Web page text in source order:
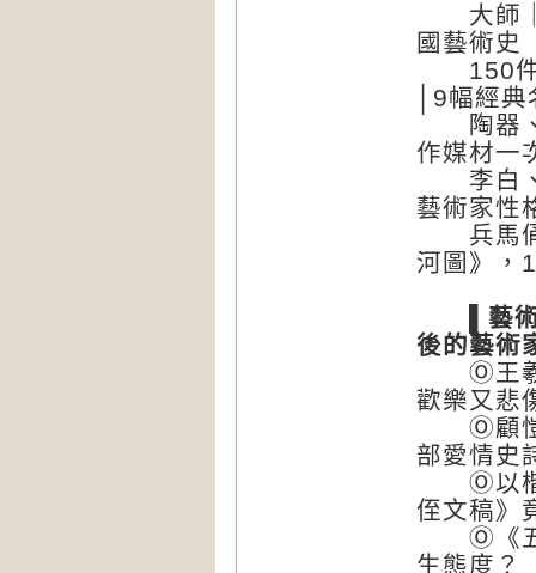
大師｜
國藝術史
150件
│9幅經
陶器、
作媒材一
李白、
藝術家性
兵馬俑
河圖》，
▌藝術
後的藝術
Ⓞ王羲
歡樂又悲
Ⓞ顧愷
部愛情史
Ⓞ以楷
侄文稿》
Ⓞ《五
生態度？